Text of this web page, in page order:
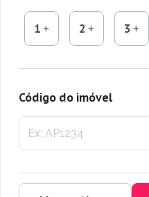
1 2 3
Código do imóvel